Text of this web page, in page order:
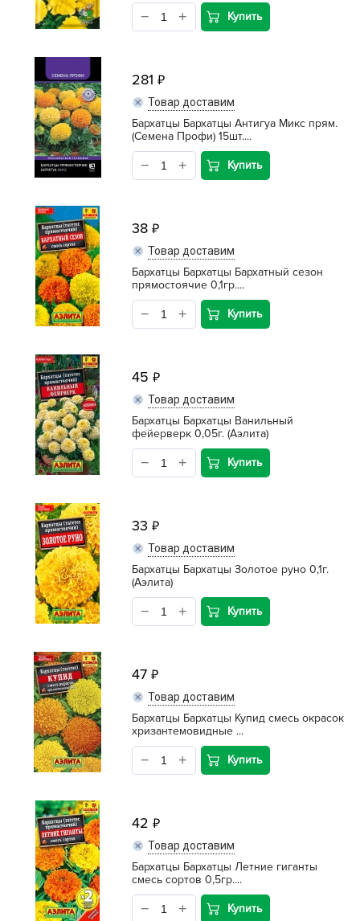
Купить
281
Товар доставим
Бархатцы Бархатцы Антигуа Микс прям.
(Семена Профи) 15шт....
Купить
38
Товар доставим
Бархатцы Бархатцы Бархатный сезон
прямостоячие 0,1гр....
Купить
45
Товар доставим
Бархатцы Бархатцы Ванильный
фейерверк 0,05г. (Аэлита)
Купить
33
Товар доставим
Бархатцы Бархатцы Золотое руно 0,1г.
(Аэлита)
Купить
47
Товар доставим
Бархатцы Бархатцы Купид смесь окрасок
хризантемовидные ...
Купить
42
Товар доставим
Бархатцы Бархатцы Летние гиганты
смесь сортов 0,5гр....
Купить